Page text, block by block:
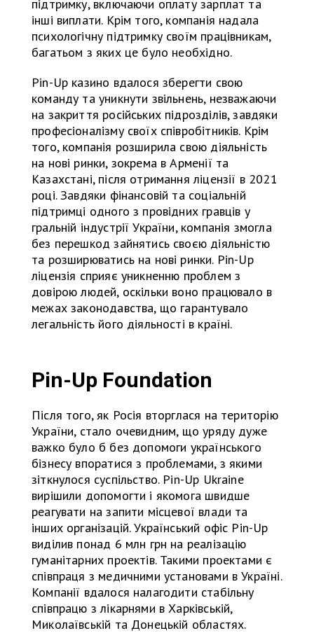
підтримку, включаючи оплату зарплат та
інші виплати. Крім того, компанія надала
психологічну підтримку своїм працівникам,
багатьом з яких це було необхідно.
Pin-Up казино вдалося зберегти свою
команду та уникнути звільнень, незважаючи
на закриття російських підрозділів, завдяки
професіоналізму своїх співробітників. Крім
того, компанія розширила свою діяльність
на нові ринки, зокрема в Арменії та
Казахстані, після отримання ліцензії в 2021
році. Завдяки фінансовій та соціальній
підтримці одного з провідних гравців у
гральній індустрії України, компанія змогла
без перешкод зайнятись своєю діяльністю
та розширюватись на нові ринки. Pin-Up
ліцензія сприяє уникненню проблем з
довірою людей, оскільки воно працювало в
межах законодавства, що гарантувало
легальність його діяльності в країні.
Pin-Up Foundation
Після того, як Росія вторглася на територію
України, стало очевидним, що уряду дуже
важко було б без допомоги українського
бізнесу впоратися з проблемами, з якими
зіткнулося суспільство. Pin-Up Ukraine
вирішили допомогти і якомога швидше
реагувати на запити місцевої влади та
інших організацій. Український офіс Pin-Up
виділив понад 6 млн грн на реалізацію
гуманітарних проектів. Такими проектами є
співпраця з медичними установами в Україні.
Компанії вдалося налагодити стабільну
співпрацю з лікарнями в Харківській,
Миколаївській та Донецькій областях.